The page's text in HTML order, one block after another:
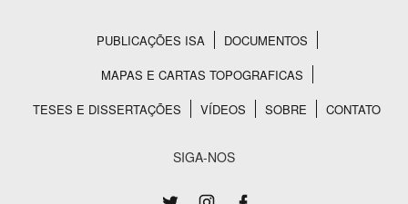
Rodapé
PUBLICAÇÕES ISA
DOCUMENTOS
MAPAS E CARTAS TOPOGRAFICAS
TESES E DISSERTAÇÕES
VÍDEOS SOBRE CONTATO
SIGA-NOS